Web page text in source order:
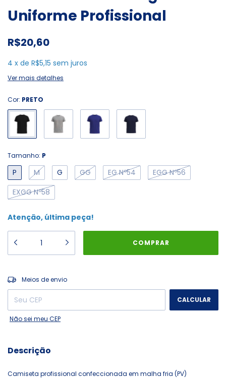
Uniforme Profissional
R$20,60
4 x de R$5,15 sem juros
Ver mais detalhes
Cor: PRETO
Tamanho: P
P M G GG EG Nº54
EGG Nº56
EXGG Nº58
Atenção, última peça!
Entregas para o CEP:
Meios de envio
CALCULAR
Não sei meu CEP
Descrição
Camiseta profissional confeccionada em malha fria (PV)